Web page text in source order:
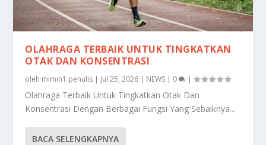
OLAHRAGA TERBAIK UNTUK TINGKATKAN
OTAK DAN KONSENTRASI
oleh mimin1 penulis | Jul 25, 2026 | NEWS | 0 |
Olahraga Terbaik Untuk Tingkatkan Otak Dan
Konsentrasi Dengan Berbagai Fungsi Yang Sebaiknya...
BACA SELENGKAPNYA